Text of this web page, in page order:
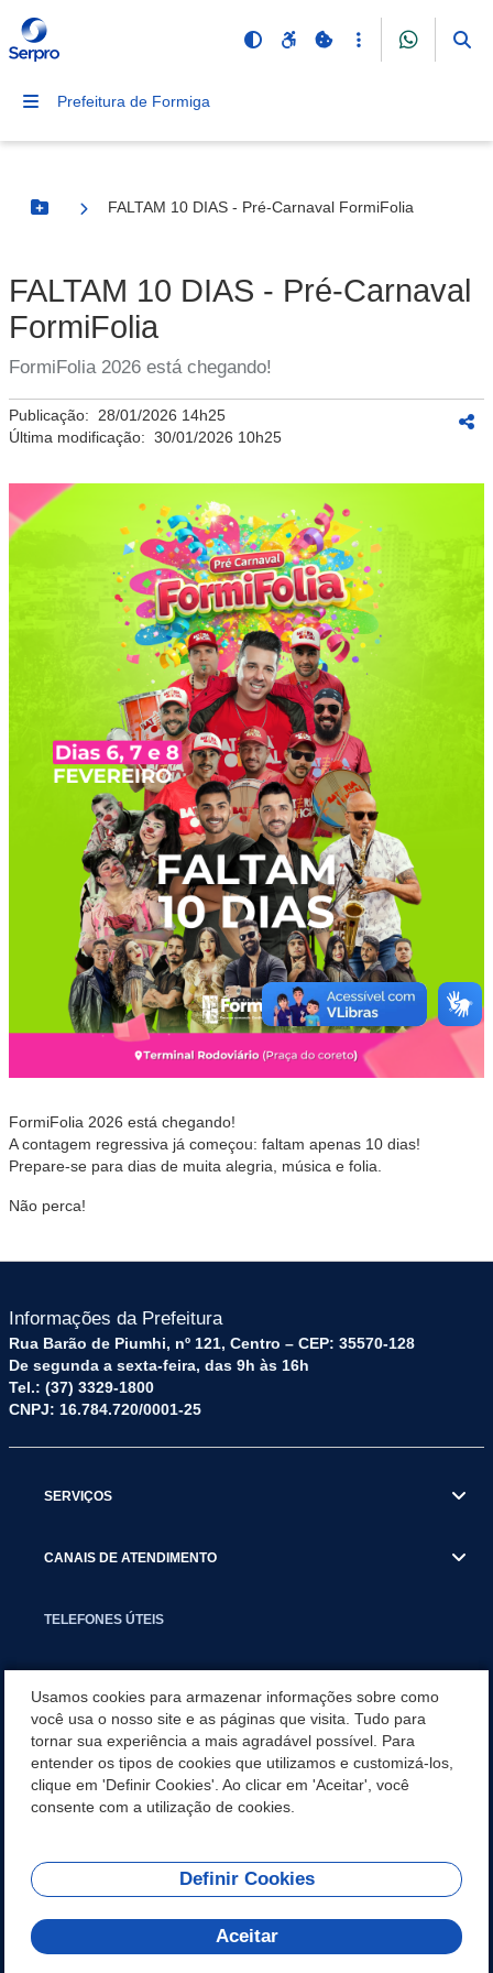
Prefeitura de Formiga
Botão Menu
FALTAM 10 DIAS - Pré-Carnaval FormiFolia
FALTAM 10 DIAS - Pré-Carnaval
FormiFolia
FormiFolia 2026 está chegando!
Publicação: 28/01/2026 14h25
Última modificação: 30/01/2026 10h25
FormiFolia 2026 está chegando!
A contagem regressiva já começou: faltam apenas 10 dias!
Prepare-se para dias de muita alegria, música e folia.
Não perca!
Informações da Prefeitura
Rua Barão de Piumhi, nº 121, Centro – CEP: 35570-128
De segunda a sexta-feira, das 9h às 16h
Tel.: (37) 3329-1800
CNPJ: 16.784.720/0001-25
SERVIÇOS
CANAIS DE ATENDIMENTO
TELEFONES ÚTEIS
NOTÍCIAS
APLICATIVO
REDES SOCIAIS
Usamos cookies para armazenar informações sobre como
você usa o nosso site e as páginas que visita. Tudo para
tornar sua experiência a mais agradável possível. Para
entender os tipos de cookies que utilizamos e customizá-los,
clique em 'Definir Cookies'. Ao clicar em 'Aceitar', você
consente com a utilização de cookies.
Definir Cookies
Aceitar